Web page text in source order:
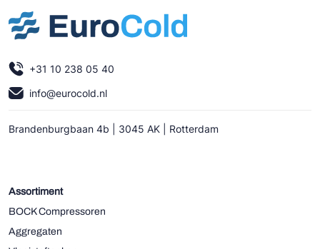
+31 10 238 05 40
info@eurocold.nl
Brandenburgbaan 4b | 3045 AK | Rotterdam
Assortiment
BOCK Compressoren
Aggregaten